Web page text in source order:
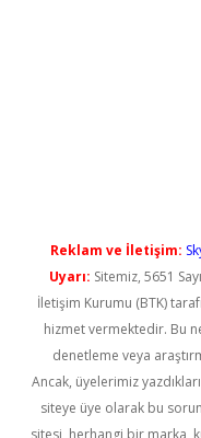
Reklam ve İletişim:
Uyarı: Sitemiz, 5651
İletişim Kurumu (BTK)
hizmet vermektedir. Bu
denetleme veya
Ancak, üyelerimiz
siteye üye olarak bu
sitesi, herhangi bir marka,